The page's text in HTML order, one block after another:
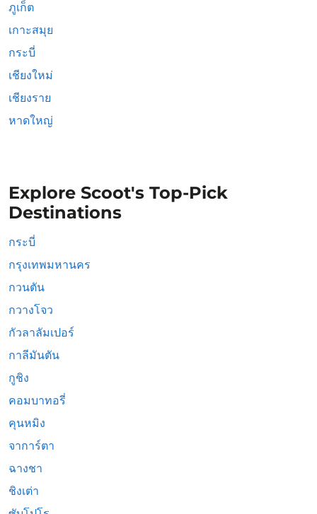
ภูเก็ต
เกาะสมุย
กระบี่
เชียงใหม่
เชียงราย
หาดใหญ่
Explore Scoot's Top-Pick
Destinations
กระบี่
กรุงเทพมหานคร
กวนตัน
กวางโจว
กัวลาลัมเปอร์
กาลีมันตัน
กูชิง
คอมบาทอรี่
คุนหมิง
จาการ์ตา
ฉางชา
ชิงเต่า